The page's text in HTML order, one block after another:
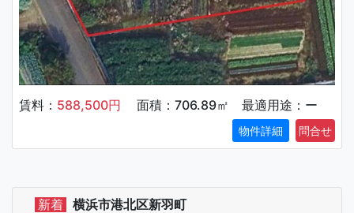
賃料： 588,500円 面積：706.89㎡ 最適用途：ー
物件詳細
横浜市港北区新羽町
新着